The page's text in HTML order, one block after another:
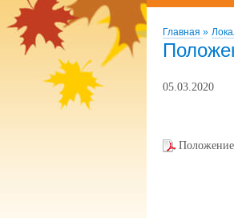
Главная »
05.03.2020